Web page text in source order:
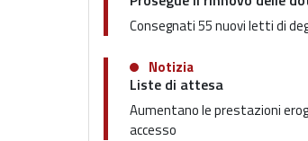
Consegnati 55 nuovi letti di
Notizia
Liste di attesa
Aumentano le prestazioni
accesso